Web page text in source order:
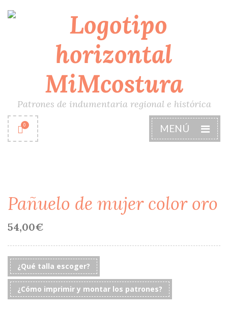
Patrones de indumentaria regional e histórica
0 MENÚ
Pañuelo de mujer color oro
54,00€
¿Qué talla escoger?
¿Cómo imprimir y montar los patrones?